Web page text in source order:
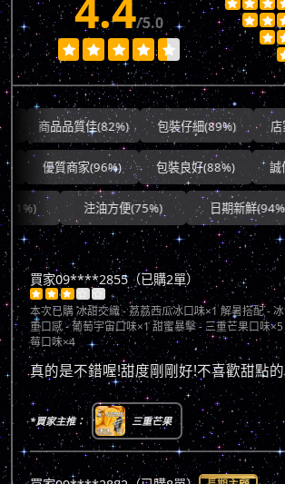
/5.0
    
  
 

商品品質佳(82%) 包裝仔細(89%) 店家親
優質商家(96%) 包裝良好(88%) 誠信
注油方便(75%) 日期新鮮(94%)
買家09****2855（已購2單）
    
本次已購冰甜交織 - 荔荔西瓜冰口味×1 解暑搭配 -
重口感 - 葡萄宇宙口味×1 甜蜜暴擊 - 三重芒果口味
莓口味×4
真的是不錯喔!甜度剛剛好!不喜歡甜點
*買家主推： 三重芒果